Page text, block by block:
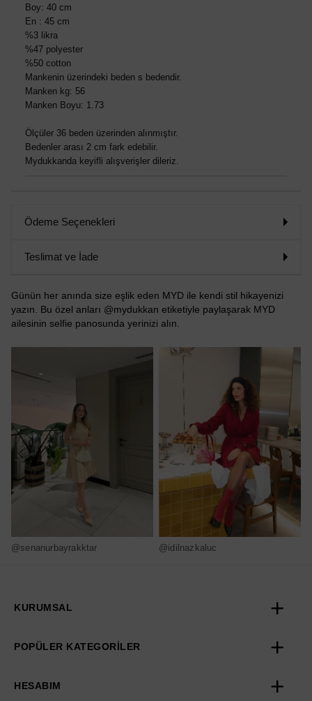
Boy: 40 cm
En : 45 cm
%3 likra
%47 polyester
%50 cotton
Mankenin üzerindeki beden s bedendir.
Manken kg: 56
Manken Boyu: 1.73
Ölçüler 36 beden üzerinden alınmıştır.
Bedenler arası 2 cm fark edebilir.
Mydukkanda keyifli alışverişler dileriz.
Ödeme Seçenekleri
Teslimat ve İade
Günün her anında size eşlik eden MYD ile kendi stil hikayenizi
yazın. Bu özel anları @mydukkan etiketiyle paylaşarak MYD
ailesinin selfie panosunda yerinizi alın.
@senanurbayrakktar @idilnazkaluc
KURUMSAL
POPÜLER KATEGORİLER
HESABIM